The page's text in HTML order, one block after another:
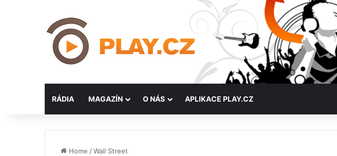
RÁDIA MAGAZÍN O NÁS APLIKACE PLAY.CZ
Home /Wall Street